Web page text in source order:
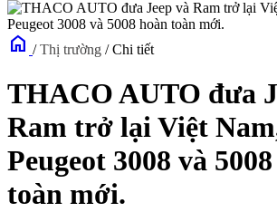
home / Thị trường / Chi tiết
THACO AUTO đưa
Ram trở lại Việt
Peugeot 3008 và
toàn mới.